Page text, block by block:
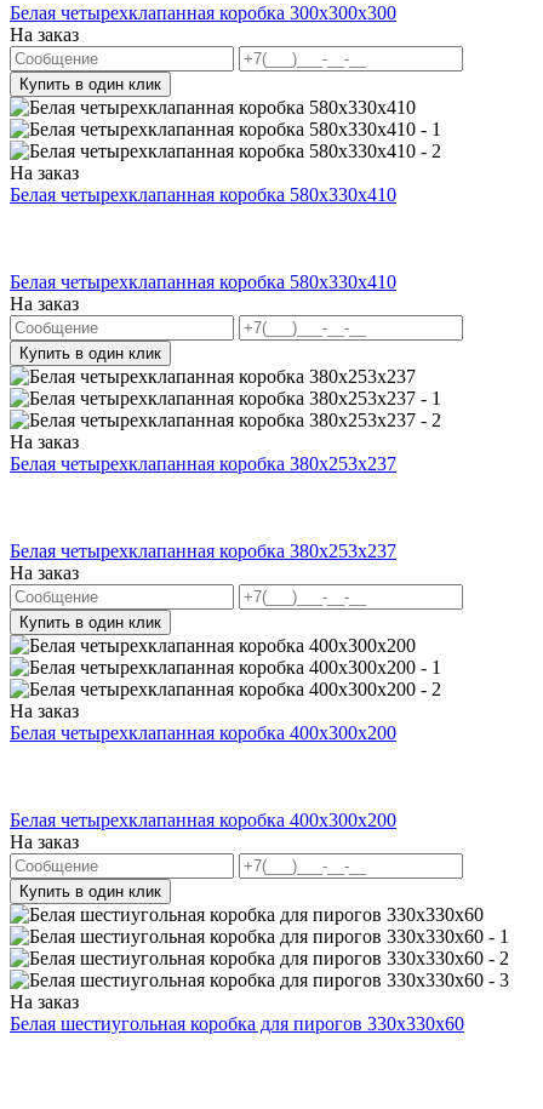
Белая четырехклапанная коробка 300х300х300
На заказ
Купить в один клик
На заказ
Белая четырехклапанная коробка 580х330х410
Белая четырехклапанная коробка 580х330х410
На заказ
Купить в один клик
На заказ
Белая четырехклапанная коробка 380х253х237
Белая четырехклапанная коробка 380х253х237
На заказ
Купить в один клик
На заказ
Белая четырехклапанная коробка 400х300х200
Белая четырехклапанная коробка 400х300х200
На заказ
Купить в один клик
На заказ
Белая шестиугольная коробка для пирогов 330x330x60